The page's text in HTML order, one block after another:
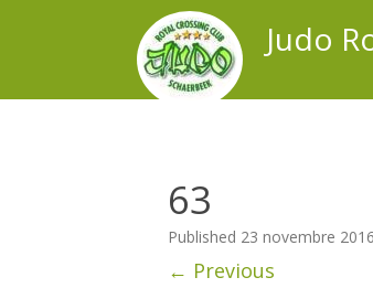
Judo
63
Published 23 novembre 2016
← Previous